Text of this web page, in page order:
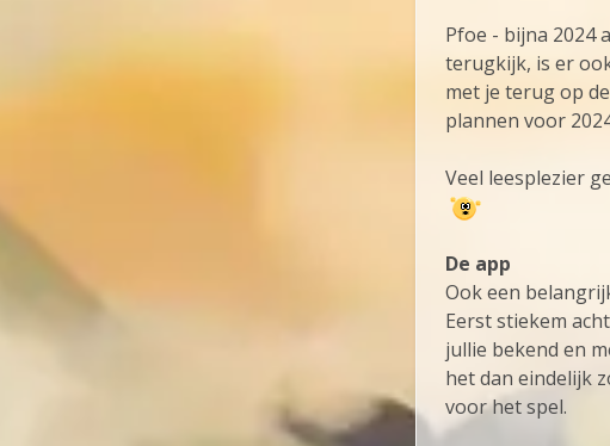
Pfoe - bijna 2024
terugkijk, is er
met je terug op
plannen voor
Veel leesplezier
De app
Ook een
Eerst stiekem
jullie bekend en
het dan eindelijk
voor het spel.